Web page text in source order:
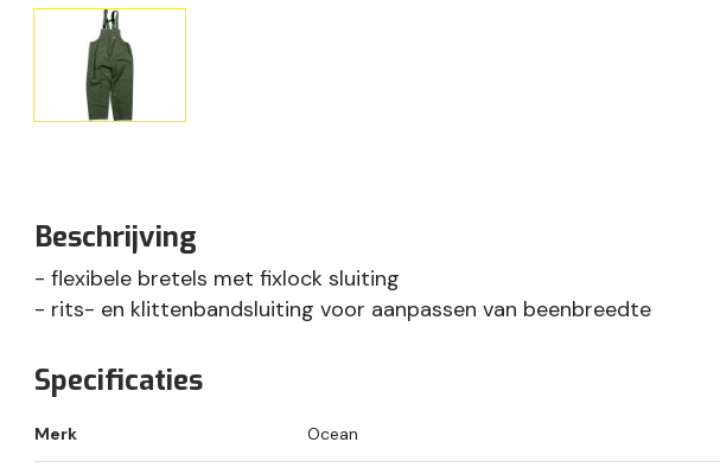
Beschrijving
- flexibele bretels met fixlock sluiting
- rits- en klittenbandsluiting voor aanpassen van beenbreedte
Specificaties
Merk Ocean